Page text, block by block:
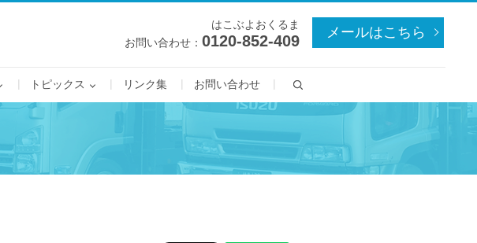
はこぶよおくるま
お問い合わせ： 0120-852-409 メールはこちら
トピックス リンク集 お問い合わせ